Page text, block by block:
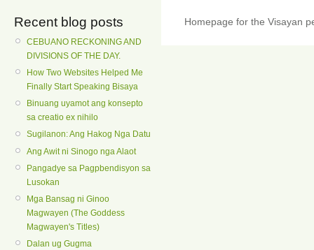
Recent blog posts
CEBUANO RECKONING AND
DIVISIONS OF THE DAY.
How Two Websites Helped Me
Finally Start Speaking Bisaya
Binuang uyamot ang konsepto
sa creatio ex nihilo
Sugilanon: Ang Hakog Nga Datu
Ang Awit ni Sinogo nga Alaot
Pangadye sa Pagpbendisyon sa
Lusokan
Mga Bansag ni Ginoo
Magwayen (The Goddess
Magwayen's Titles)
Dalan ug Gugma
Homepage for the Visayan